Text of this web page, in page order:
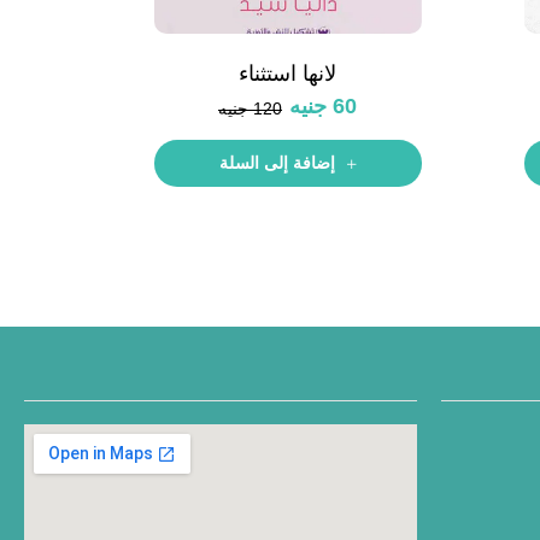
لانها استثناء
120 جنيه 60 جنيه
إضافة إلى السلة